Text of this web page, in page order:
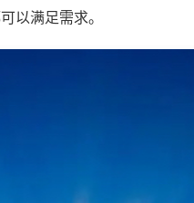
以满足需求。